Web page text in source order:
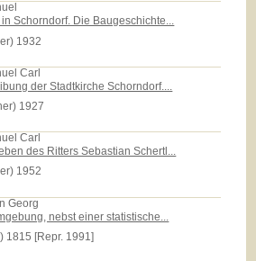
Schorndorf. Die Baugeschichte...
1932
Carl
der Stadtkirche Schorndorf....
1927
Carl
des Ritters Sebastian Schertl...
1952
Georg
nebst einer statistische...
1815 [Repr. 1991]